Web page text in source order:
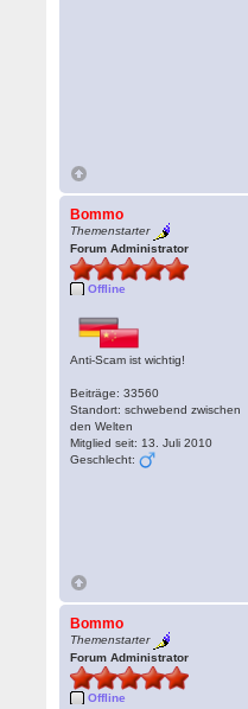
Bommo
Themenstarter
Forum Administrator
Offline
Anti-Scam ist wichtig!
Beiträge: 33560
Standort: schwebend zwischen
den Welten
Mitglied seit: 13. Juli 2010
Geschlecht:
Bommo
Themenstarter
Forum Administrator
Offline